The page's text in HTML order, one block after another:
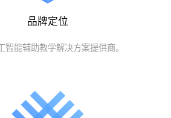
品牌定位
智能辅助教学解决方案提供商。